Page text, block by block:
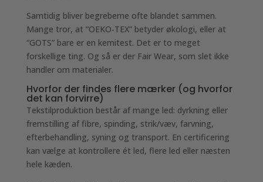
Samtidig bliver begreberne ofte blandet sammen.
Mange tror, at “OEKO‑TEX” betyder økologi, eller at
“GOTS” bare er en kemitest. Det er to meget
forskellige ting. Og så er der Fair Wear, som slet ikke
handler om materialer.
Hvorfor der findes flere mærker (og hvorfor
det kan forvirre)
Tekstilproduktion består af mange led: dyrkning eller
fremstilling af fibre, spinding, strik/væv, farvning,
efterbehandling, syning og transport. En certificering
kan vælge at kontrollere ét led, flere led eller næsten
hele kæden.